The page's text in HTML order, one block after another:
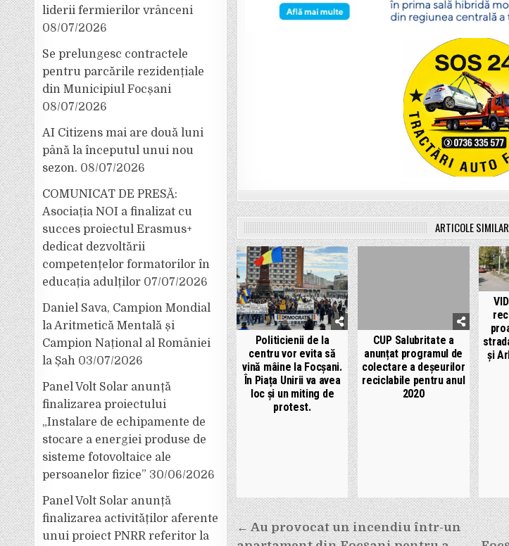
ARTICOLE
Politicienii de la
centru vor evita să
vină mâine la Focșani.
În Piața Unirii va avea
loc și un miting de
protest.
CUP Salubritate a
anunțat programul de
colectare a deșeurilor
reciclabile pentru anul
2020
și
Navigare
← Au provocat un incendiu într-un
liderii fermierilor vrânceni
08/07/2026
Se prelungesc contractele
pentru parcările rezidențiale
din Municipiul Focșani
08/07/2026
AI Citizens mai are două luni
până la începutul unui nou
sezon. 08/07/2026
COMUNICAT DE PRESĂ:
Asociația NOI a finalizat cu
succes proiectul Erasmus+
dedicat dezvoltării
competențelor formatorilor în
educația adulților 07/07/2026
Daniel Sava, Campion Mondial
la Aritmetică Mentală și
Campion Național al României
la Șah 03/07/2026
Panel Volt Solar anunță
finalizarea proiectului
„Instalare de echipamente de
stocare a energiei produse de
sisteme fotovoltaice ale
persoanelor fizice” 30/06/2026
Panel Volt Solar anunță
finalizarea activităților aferente
unui proiect PNRR referitor la